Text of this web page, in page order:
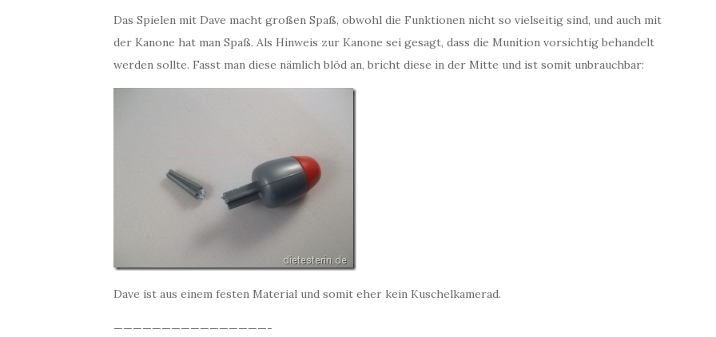
Das Spielen mit Dave macht großen Spaß, obwohl die Funktionen nicht so vielseitig sind, und auch mit
der Kanone hat man Spaß. Als Hinweis zur Kanone sei gesagt, dass die Munition vorsichtig behandelt
werden sollte. Fasst man diese nämlich blöd an, bricht diese in der Mitte und ist somit unbrauchbar:
Dave ist aus einem festen Material und somit eher kein Kuschelkamerad.
————————————————-